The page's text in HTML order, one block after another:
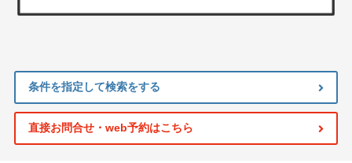
条件を指定して検索をする
直接お問合せ・web予約はこちら